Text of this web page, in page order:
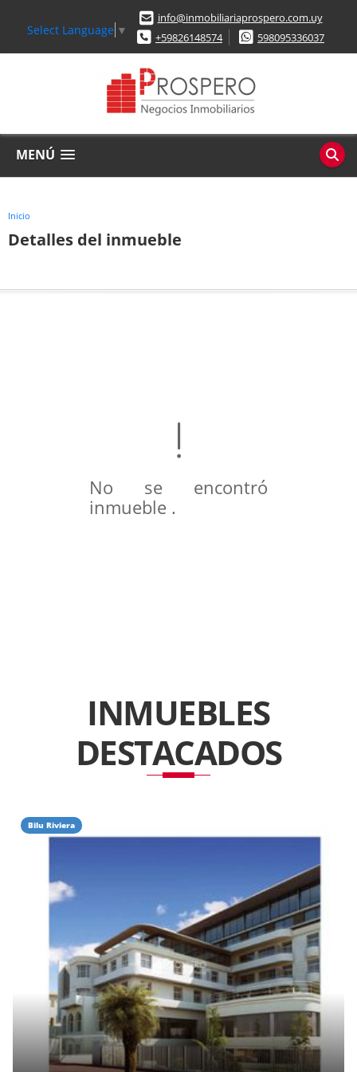
Select Language ▼
info@inmobiliariaprospero.com.uy
+59826148574
598095336037
MENÚ
Inicio
Detalles del inmueble
No se encontró
inmueble .
INMUEBLES
DESTACADOS
Bilu Riviera